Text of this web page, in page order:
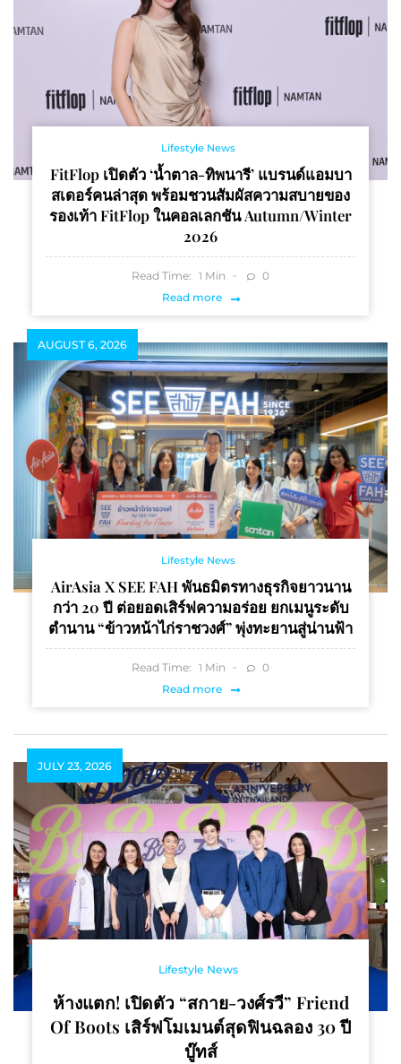
Lifestyle News
FitFlop เปิดตัว ‘น้ำตาล-ทิพนารี’ แบรนด์แอมบา
สเดอร์คนล่าสุด พร้อมชวนสัมผัสความสบายของ
รองเท้า FitFlop ในคอลเลกชัน Autumn/Winter
2026
Read Time: 1 Min
0
Read more
AUGUST 6, 2026
Lifestyle News
AirAsia X SEE FAH พันธมิตรทางธุรกิจยาวนาน
กว่า 20 ปี ต่อยอดเสิร์ฟความอร่อย ยกเมนูระดับ
ตำนาน “ข้าวหน้าไก่ราชวงศ์” พุ่งทะยานสู่น่านฟ้า
Read Time: 1 Min
0
Read more
JULY 23, 2026
Lifestyle News
ห้างแตก! เปิดตัว “สกาย-วงศ์รวี” Friend
Of Boots เสิร์ฟโมเมนต์สุดฟินฉลอง 30 ปี
บู๊ทส์